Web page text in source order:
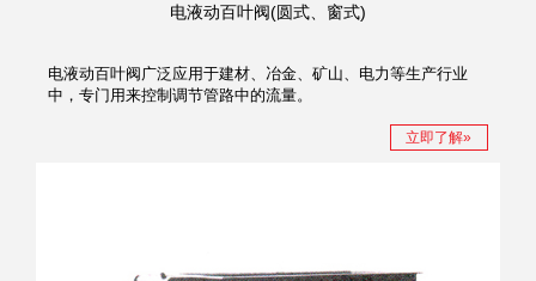
电液动百叶阀(圆式、窗式)
电液动百叶阀广泛应用于建材、冶金、矿山、电力等生产行业
中，专门用来控制调节管路中的流量。
立即了解»